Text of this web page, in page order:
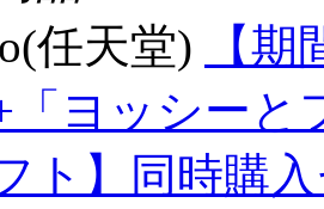
任天堂)
【
「ヨッシーと
ト】同時購